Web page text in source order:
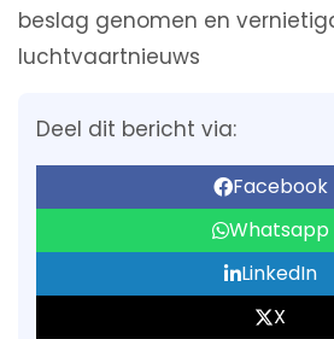
beslag genomen en
luchtvaartnieuws
Deel dit bericht via:
Facebook
Whatsapp
LinkedIn
X